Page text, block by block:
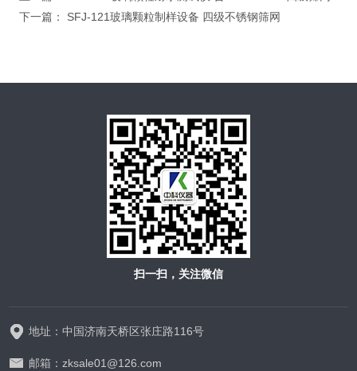
下一篇： SFJ-121玻璃颗粒制样设备 四级不锈钢筛网
扫一扫，关注微信
地址：中国济南天桥区张庄路116号
邮箱：zksale01@126.com